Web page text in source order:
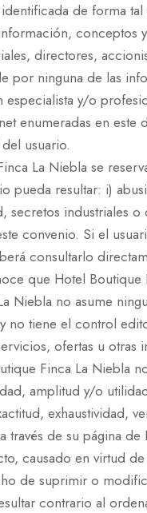
de forma
conceptos
directores,
por ninguna de las
especialista y/o
enumeradas en
usuario.
La Niebla se
pueda resultar: i)
secretos industriales
convenio. Si el
consultarlo
que Hotel
Niebla no asume
no tiene el control
ofertas u
Finca La Niebla
amplitud y/o
través de su página
causado en virtud
de suprimir o
contrario al